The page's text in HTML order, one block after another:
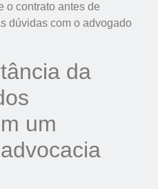
o contrato antes de
dúvidas com o advogado
da
um